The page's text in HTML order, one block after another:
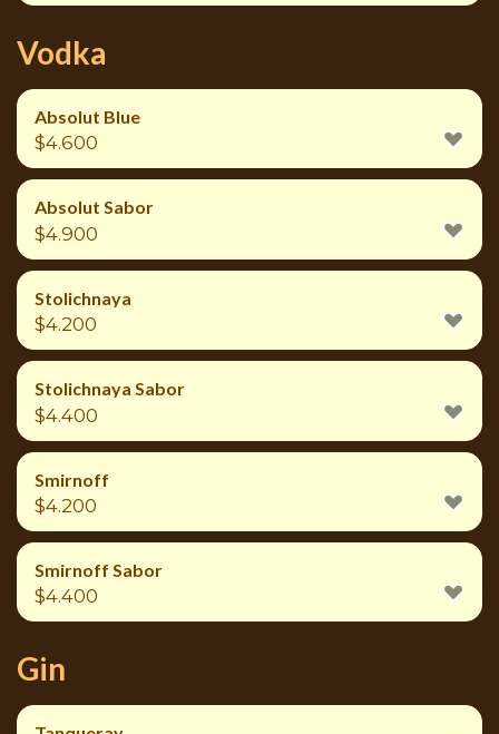
Vodka
Absolut Blue
$4.600
Absolut Sabor
$4.900
Stolichnaya
$4.200
Stolichnaya Sabor
$4.400
Smirnoff
$4.200
Smirnoff Sabor
$4.400
Gin